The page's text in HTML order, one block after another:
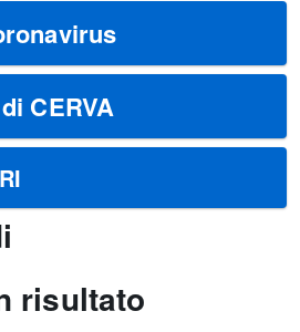
CERVA
risultato